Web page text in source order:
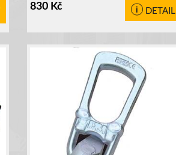
830 Kč DETAIL